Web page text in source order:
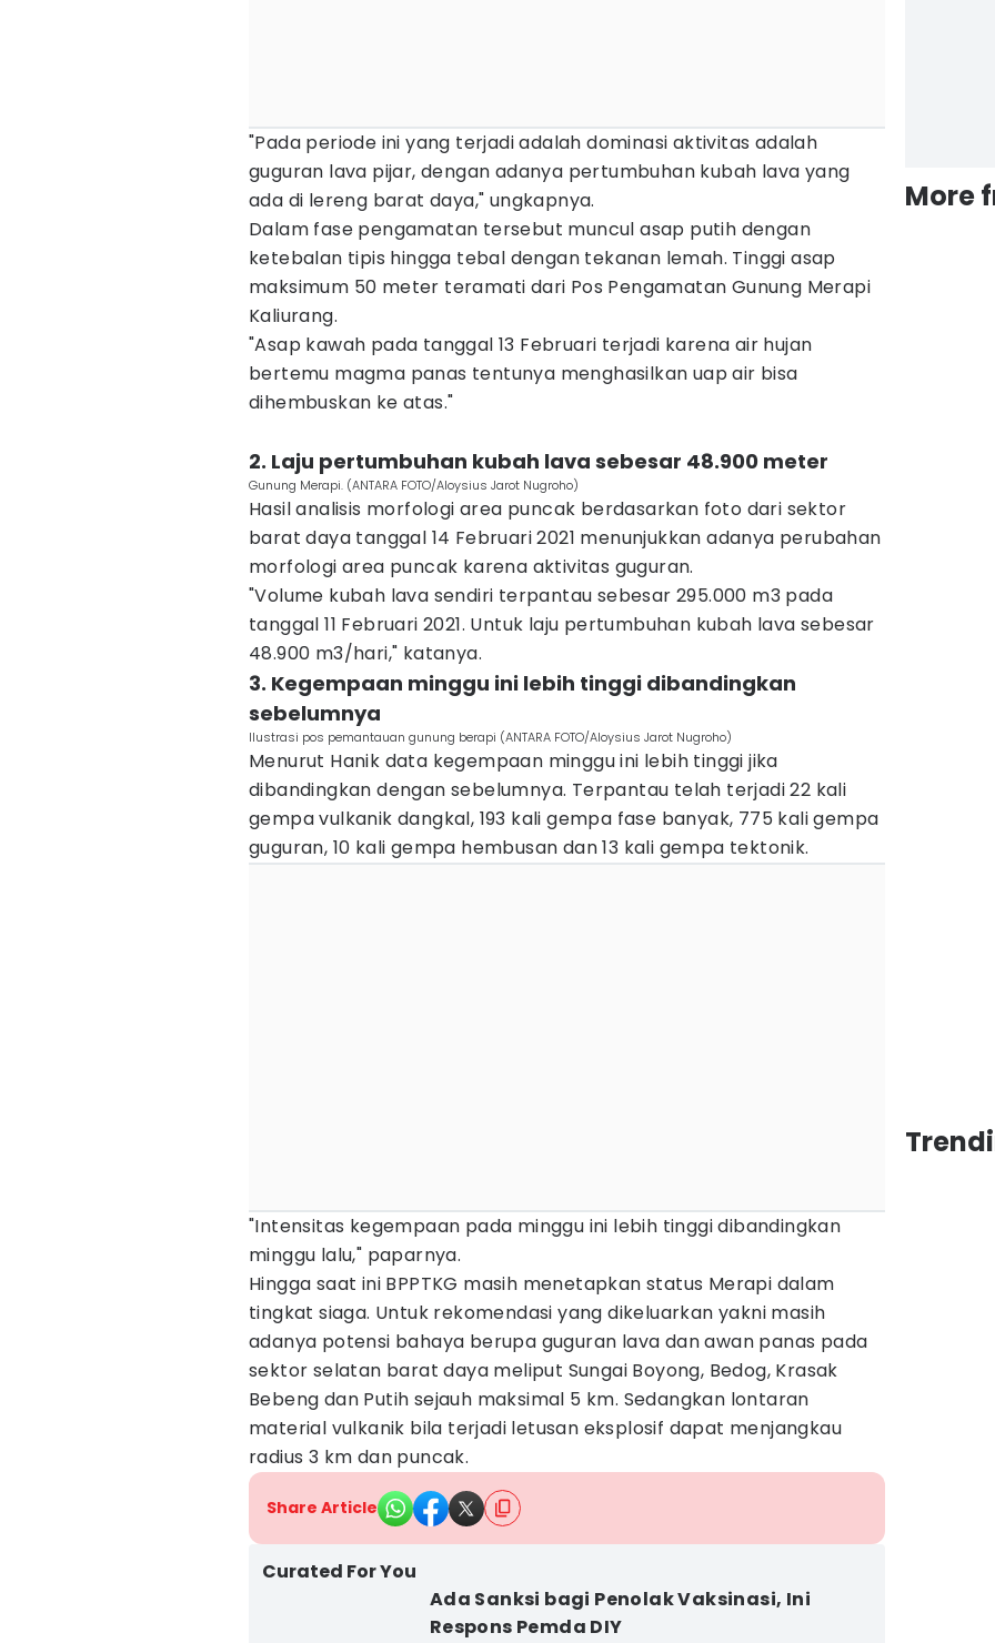
"Pada periode ini yang terjadi adalah dominasi aktivitas adalah
guguran lava pijar, dengan adanya pertumbuhan kubah lava yang
ada di lereng barat daya," ungkapnya.
Dalam fase pengamatan tersebut muncul asap putih dengan
ketebalan tipis hingga tebal dengan tekanan lemah. Tinggi asap
maksimum 50 meter teramati dari Pos Pengamatan Gunung Merapi
Kaliurang.
"Asap kawah pada tanggal 13 Februari terjadi karena air hujan
bertemu magma panas tentunya menghasilkan uap air bisa
dihembuskan ke atas."
2. Laju pertumbuhan kubah lava sebesar 48.900 meter
Gunung Merapi. (ANTARA FOTO/Aloysius Jarot Nugroho)
Hasil analisis morfologi area puncak berdasarkan foto dari sektor
barat daya tanggal 14 Februari 2021 menunjukkan adanya perubahan
morfologi area puncak karena aktivitas guguran.
"Volume kubah lava sendiri terpantau sebesar 295.000 m3 pada
tanggal 11 Februari 2021. Untuk laju pertumbuhan kubah lava sebesar
48.900 m3/hari," katanya.
3. Kegempaan minggu ini lebih tinggi dibandingkan
sebelumnya
Ilustrasi pos pemantauan gunung berapi (ANTARA FOTO/Aloysius Jarot Nugroho)
Menurut Hanik data kegempaan minggu ini lebih tinggi jika
dibandingkan dengan sebelumnya. Terpantau telah terjadi 22 kali
gempa vulkanik dangkal, 193 kali gempa fase banyak, 775 kali gempa
guguran, 10 kali gempa hembusan dan 13 kali gempa tektonik.
"Intensitas kegempaan pada minggu ini lebih tinggi dibandingkan
minggu lalu," paparnya.
Hingga saat ini BPPTKG masih menetapkan status Merapi dalam
tingkat siaga. Untuk rekomendasi yang dikeluarkan yakni masih
adanya potensi bahaya berupa guguran lava dan awan panas pada
sektor selatan barat daya meliput Sungai Boyong, Bedog, Krasak
Bebeng dan Putih sejauh maksimal 5 km. Sedangkan lontaran
material vulkanik bila terjadi letusan eksplosif dapat menjangkau
radius 3 km dan puncak.
Share Article
Curated For You
Ada Sanksi bagi Penolak Vaksinasi, Ini
Respons Pemda DIY
More